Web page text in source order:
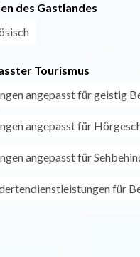
des Gastlandes
Tourismus
angepasst für geistig
angepasst für
angepasst für
für